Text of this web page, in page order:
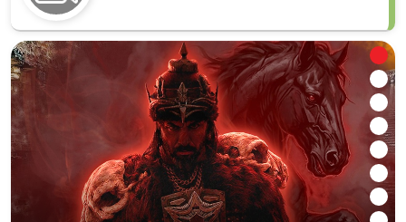
Opera ve Balenin Kalbi Aspendos’ta Atacak